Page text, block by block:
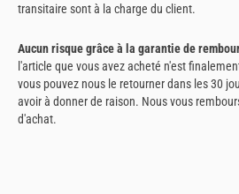
transitaire sont à la charge du client.
Aucun risque grâce à la garantie de
l'article que vous avez acheté n'est
vous pouvez nous le retourner dans les 30
avoir à donner de raison. Nous vous
d'achat.